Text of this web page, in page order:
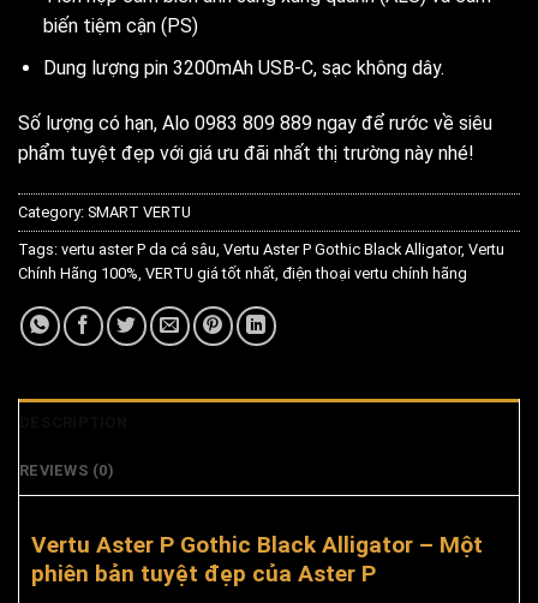
biến tiệm cận (PS)
Dung lượng pin 3200mAh USB-C, sạc không dây.
Số lượng có hạn, Alo 0983 809 889 ngay để rước về siêu
phẩm tuyệt đẹp với giá ưu đãi nhất thị trường này nhé!
Category: SMART VERTU
Tags: vertu aster P da cá sâu Vertu Aster P Gothic Black Alligator, Vertu
Chính Hãng 100% VERTU giá tốt nhất điện thoại vertu chính hãng
REVIEWS (0)
Vertu Aster P Gothic Black Alligator – Một
phiên bản tuyệt đẹp của Aster P